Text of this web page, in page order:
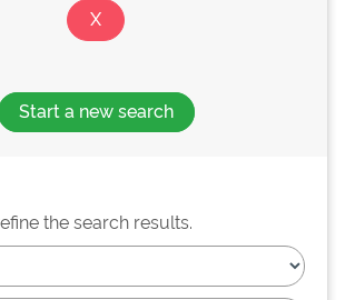
Start a new search
the search results.